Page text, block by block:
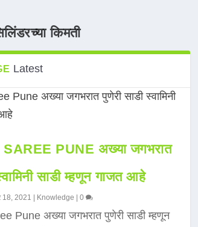
किमती
Latest
PUNE अख्या जगभरात
साडी म्हणून गाजत आहे
18, 2021 Knowledge |0
Pune अख्या जगभरात पुणेरी साडी म्हणून